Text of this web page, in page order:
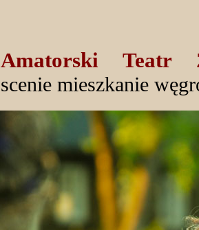
Amatorski Teatr
scenie mieszkanie